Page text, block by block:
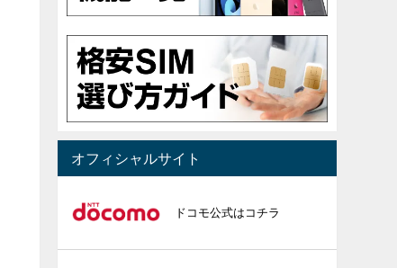
オフィシャルサイト
ドコモ公式はコチラ